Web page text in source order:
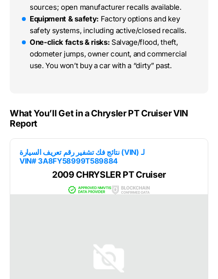
sources; open manufacturer recalls available.
Equipment & safety: Factory options and key
safety systems, including active/closed recalls.
One-click facts & risks: Salvage/flood, theft,
odometer jumps, owner count, and commercial
use. You won’t buy a car with a “dirty” past.
What You’ll Get in a Chrysler PT Cruiser VIN
Report
نتائج فك تشفير رقم تعريف السيارة (VIN) لـ
VIN# 3A8FY58999T589884
2009 CHRYSLER PT Cruiser